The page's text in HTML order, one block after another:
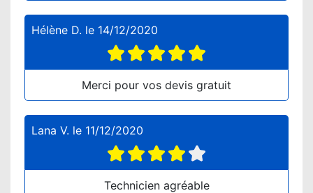
Hélène D. le 14/12/2020
Merci pour vos devis gratuit
Lana V. le 11/12/2020
Technicien agréable